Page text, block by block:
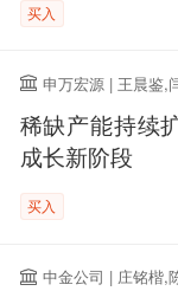
买入
申万宏源 | 王晨鉴,
稀缺产能持续
成长新阶段
买入
中金公司 | 庄铭楷,